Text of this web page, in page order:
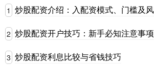
1 炒股配资介绍：入配资模式、门槛及
2 炒股配资开户技巧：新手必知注意事项
3 炒股配资利息比较与省钱技巧